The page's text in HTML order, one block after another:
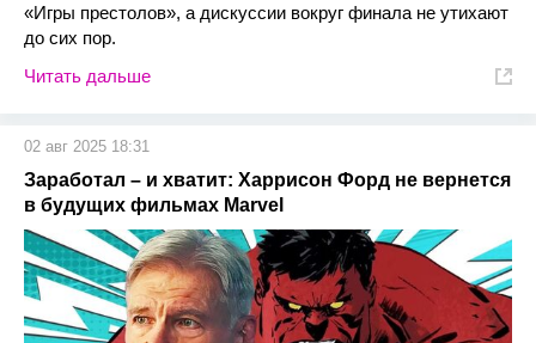
«Игры престолов», а дискуссии вокруг финала не утихают
до сих пор.
Читать дальше
02 авг 2025 18:31
Заработал – и хватит: Харрисон Форд не вернется
в будущих фильмах Marvel